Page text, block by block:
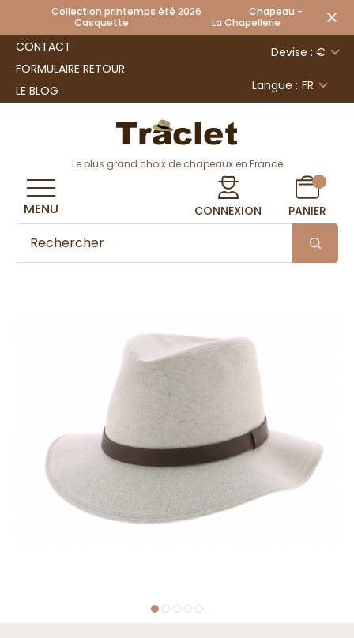
Collection printemps été 2026 Chapeau -
Casquette La Chapellerie
CONTACT
FORMULAIRE RETOUR
LE BLOG
Devise : €
Langue : FR
Le plus grand choix de chapeaux en France
CONNEXION PANIER
MENU